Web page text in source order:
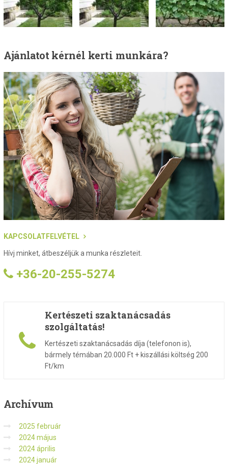
Ajánlatotkérnél kerti munkára?
KAPCSOLATFELVÉTEL
Hívj minket, átbeszéljük a munka részleteit.
+36-20-255-5274
Kertészeti szaktanácsadás
szolgáltatás!
Kertészeti szaktanácsadás díja (telefonon is),
bármely témában 20.000 Ft + kiszállási költség 200
Ft/km
Archívum
2025 február
2024 május
2024 április
2024 január